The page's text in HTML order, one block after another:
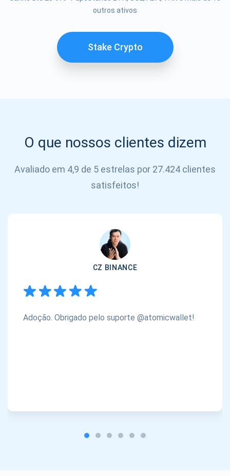
outros ativos
Stake Crypto
O que nossos clientes dizem
Avaliado em 4,9 de 5 estrelas por 27.424 clientes
satisfeitos!
CZ BINANCE
Adoção. Obrigado pelo suporte @atomicwallet!
SE
INSCREVER